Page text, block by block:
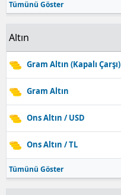
Tümünü Göster
Altın
Gram Altın (Kapalı Çarşı)
Gram Altın
Ons Altın / USD
Ons Altın / TL
Tümünü Göster